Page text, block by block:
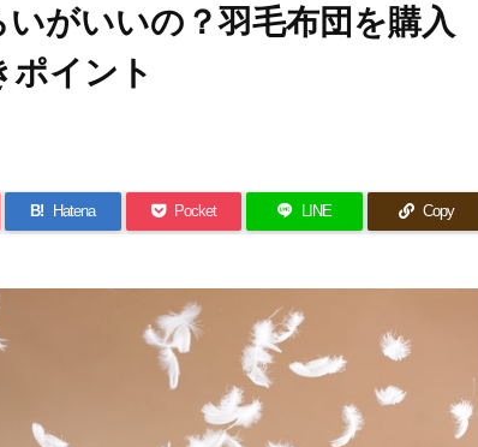
がいいの？羽毛布団を購入
イント
B! Hatena Pocket LINE Copy